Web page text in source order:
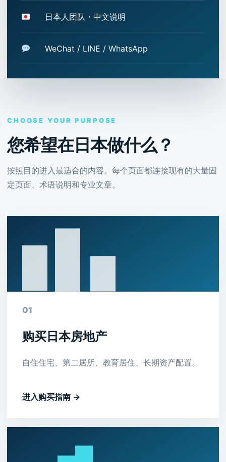
日本人团队・中文说明
WeChat / LINE / WhatsApp
CHOOSE YOUR PURPOSE
您希望在日本做什么？
按照目的进入最适合的内容。每个页面都连接现有的大量固
定页面、术语说明和专业文章。
01
购买日本房地产
自住住宅、第二居所、教育居住、长期资产配置。
进入购买指南 →